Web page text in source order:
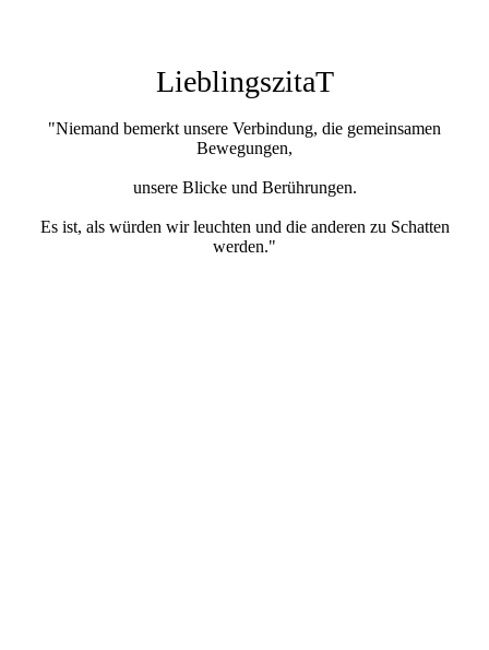
LieblingszitaT
"Niemand bemerkt unsere Verbindung, die gemeinsamen
Bewegungen,
unsere Blicke und Berührungen.
Es ist, als würden wir leuchten und die anderen zu Schatten
werden."